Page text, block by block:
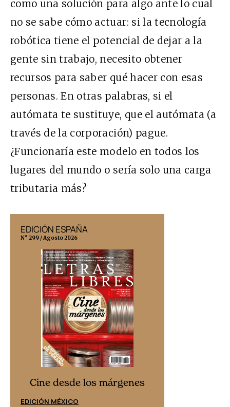
como una solución para algo ante lo cual
no se sabe cómo actuar: si la tecnología
robótica tiene el potencial de dejar a la
gente sin trabajo, necesito obtener
recursos para saber qué hacer con esas
personas. En otras palabras, si el
autómata te sustituye, que el autómata (a
través de la corporación) pague.
¿Funcionaría este modelo en todos los
lugares del mundo o sería solo una carga
tributaria más?
EDICIÓN ESPAÑA
N° 299 / Agosto 2026
Cine desde los márgenes
EDICIÓN MÉXICO